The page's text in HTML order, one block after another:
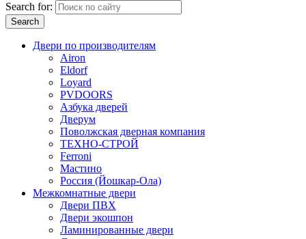
Search for:
Двери по производителям
Airon
Eldorf
Loyard
PVDOORS
Азбука дверей
Дверум
Поволжская дверная компания
ТЕХНО-СТРОЙ
Ferroni
Мастино
Россия (Йошкар-Ола)
Межкомнатные двери
Двери ПВХ
Двери экошпон
Ламинированные двери